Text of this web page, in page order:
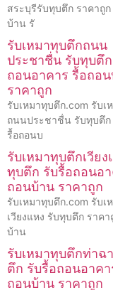
สระบุรีรับทุบตึก ราคาถูก
บ้าน รั
รับเหมาทุบตึกถนน
ประชาชื่น รับทุบตึ
ถอนอาคาร รื้อถอ
ราคาถูก
รับเหมาทุบตึก.com รับเ
ถนนประชาชื่น รับทุบตึก
รื้อถอนบ
รับเหมาทุบตึกเวียง
ทุบตึก รับรื้อถอนอ
ถอนบ้าน ราคาถูก
รับเหมาทุบตึก.com รับเ
เวียงแหง รับทุบตึก ราค
บ้าน
รับเหมาทุบตึกท่าฉ
ตึก รับรื้อถอนอาคา
ถอนบ้าน ราคาถูก